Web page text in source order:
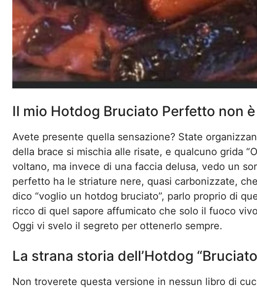
Il mio Hotdog Bruciato Perfetto non
Avete presente quella sensazione? State
della brace si mischia alle risate, e qualcuno grida
voltano, ma invece di una faccia delusa, vedo un
perfetto ha le striature nere, quasi carbonizzate,
dico “voglio un hotdog bruciato”, parlo proprio di
ricco di quel sapore affumicato che solo il fuoco
Oggi vi svelo il segreto per ottenerlo sempre.
La strana storia dell’Hotdog
Non troverete questa versione in nessun libro di